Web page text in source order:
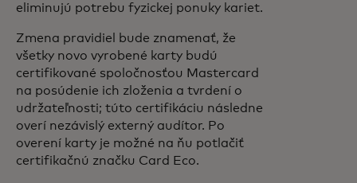
eliminujú potrebu fyzickej ponuky kariet.
Zmena pravidiel bude znamenať, že
všetky novo vyrobené karty budú
certifikované spoločnosťou Mastercard
na posúdenie ich zloženia a tvrdení o
udržateľnosti; túto certifikáciu následne
overí nezávislý externý audítor. Po
overení karty je možné na ňu potlačiť
certifikačnú značku Card Eco.